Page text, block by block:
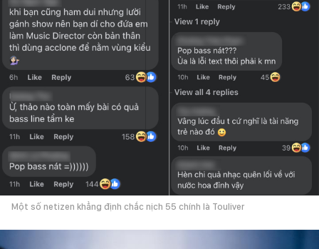
Một số netizen khẳng định chắc nịch 55 chính là Touliver